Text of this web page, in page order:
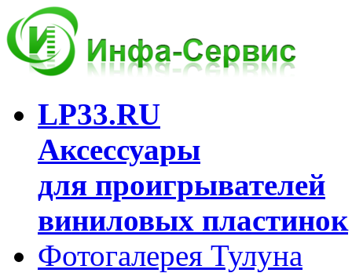
LP33.RU
Аксессуары
для проигрывателей
виниловых пластинок
Фотогалерея Тулуна